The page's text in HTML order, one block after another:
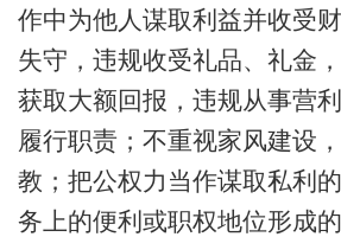
作中为他人谋取利益并收受
失守，违规收受礼品、礼金
获取大额回报，违规从事营
履行职责；不重视家风建设
教；把公权力当作谋取私利
务上的便利或职权地位形成